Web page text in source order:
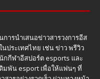
ารนำเสนอข่าวสารวงการอีส
ประเทศไทย เช่น ข่าว พรีวิว
กกีฬาอีสปอร์ต esports และ
มพัน esport เพื่อให้แฟนๆ ที่